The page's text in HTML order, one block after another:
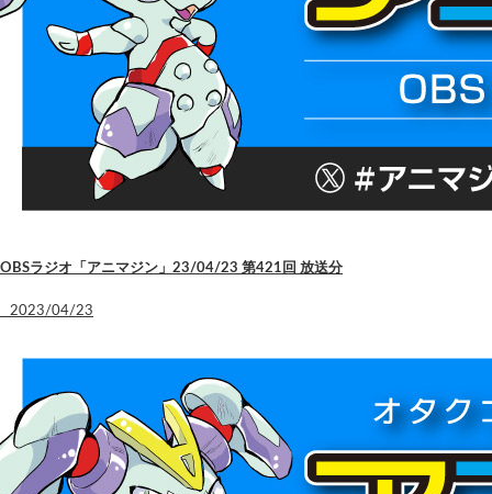
OBSラジオ「アニマジン」23/04/23 第421回 放送分
2023/04/23